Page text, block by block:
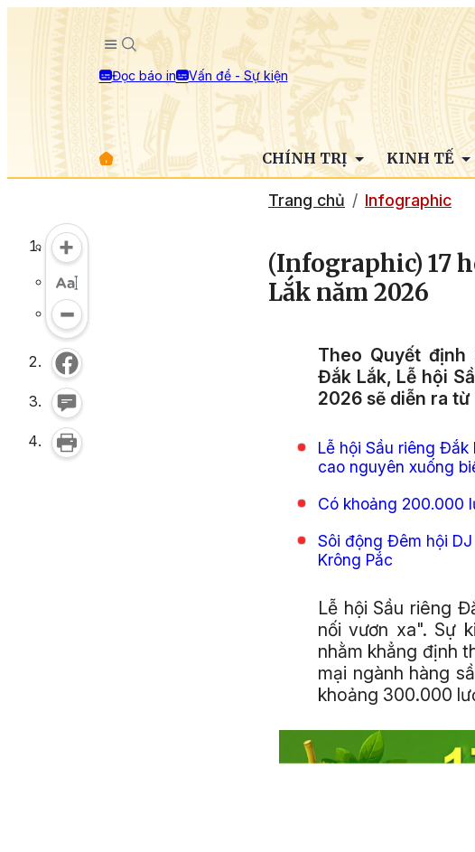
Đọc báo in Vấn đề - Sự kiện
CHÍNH TRỊ KINH TẾ
Trang chủ Infographic
(Infographic) 17
Lắk năm 2026
Theo Quyết định
Đắk Lắk, Lễ hội
2026 sẽ diễn ra
Lễ hội Sầu riêng
cao nguyên xuống
Có khoảng 200.000
Sôi động Đêm hội
Krông Pắc
Lễ hội Sầu riêng
nối vươn xa". Sự
nhằm khẳng định
mại ngành hàng
khoảng 300.000